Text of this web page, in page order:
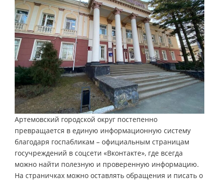
Артемовский городской округ постепенно
превращается в единую информационную систему
благодаря госпабликам – официальным страницам
госучреждений в соцсети «Вконтакте», где всегда
можно найти полезную и проверенную информацию.
На страничках можно оставлять обращения и писать о